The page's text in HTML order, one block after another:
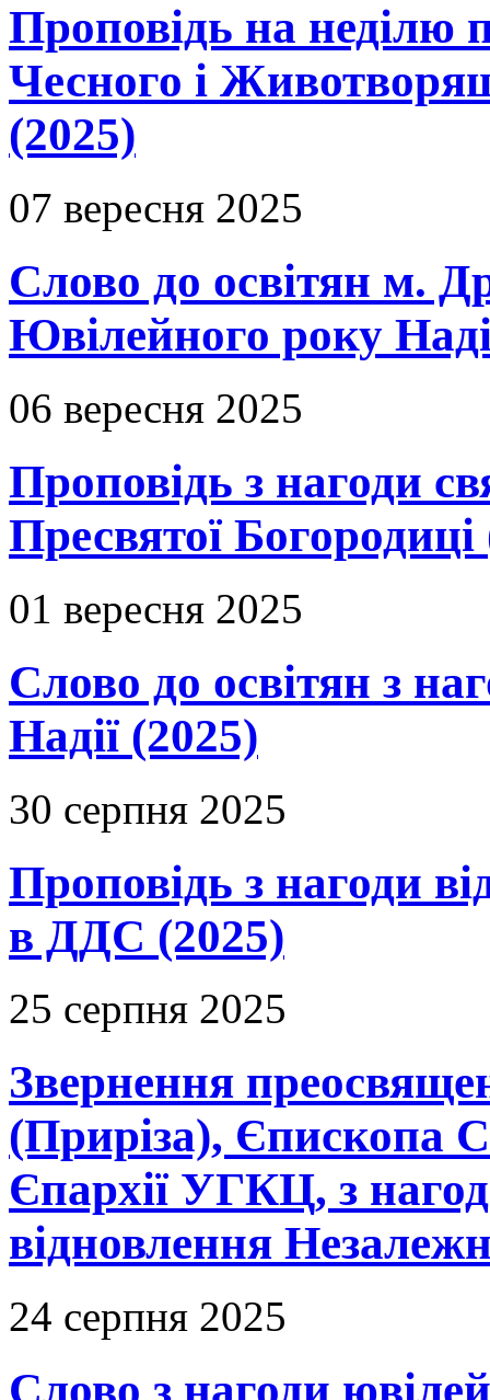
Проповідь на неділю
Чесного і
(2025)
07 вересня 2025
Слово до освітян м.
Ювілейного року
06 вересня 2025
Проповідь з нагоди
Пресвятої Богородиці
01 вересня 2025
Слово до освітян з
Надії (2025)
30 серпня 2025
Проповідь з нагоди
в ДДС (2025)
25 серпня 2025
Звернення
(Приріза), Єпископа
Єпархії УГКЦ, з
відновлення
24 серпня 2025